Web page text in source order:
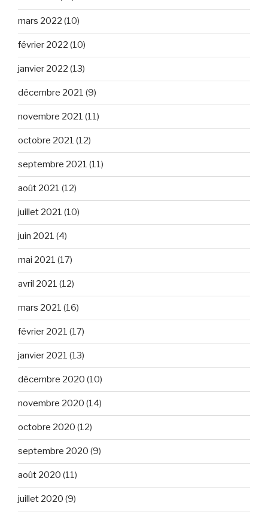
mars 2022 (10)
février 2022 (10)
janvier 2022 (13)
décembre 2021 (9)
novembre 2021 (11)
octobre 2021 (12)
septembre 2021 (11)
août 2021 (12)
juillet 2021 (10)
juin 2021 (4)
mai 2021 (17)
avril 2021 (12)
mars 2021 (16)
février 2021 (17)
janvier 2021 (13)
décembre 2020 (10)
novembre 2020 (14)
octobre 2020 (12)
septembre 2020 (9)
août 2020 (11)
juillet 2020 (9)